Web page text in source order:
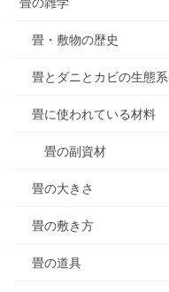
畳の雑学
畳・敷物の歴史
畳とダニとカビの生態系
畳に使われている材料
畳の副資材
畳の大きさ
畳の敷き方
畳の道具